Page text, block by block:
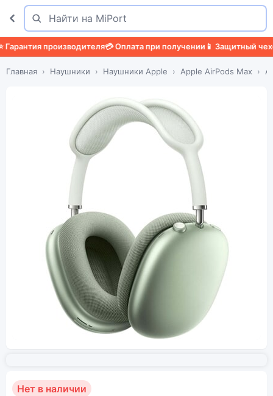
Поиск
Найти
производителя💳 Оплата при получении📱 Защитный чехол
Главная Наушники Наушники Apple Apple AirPods Max
Нет в наличии